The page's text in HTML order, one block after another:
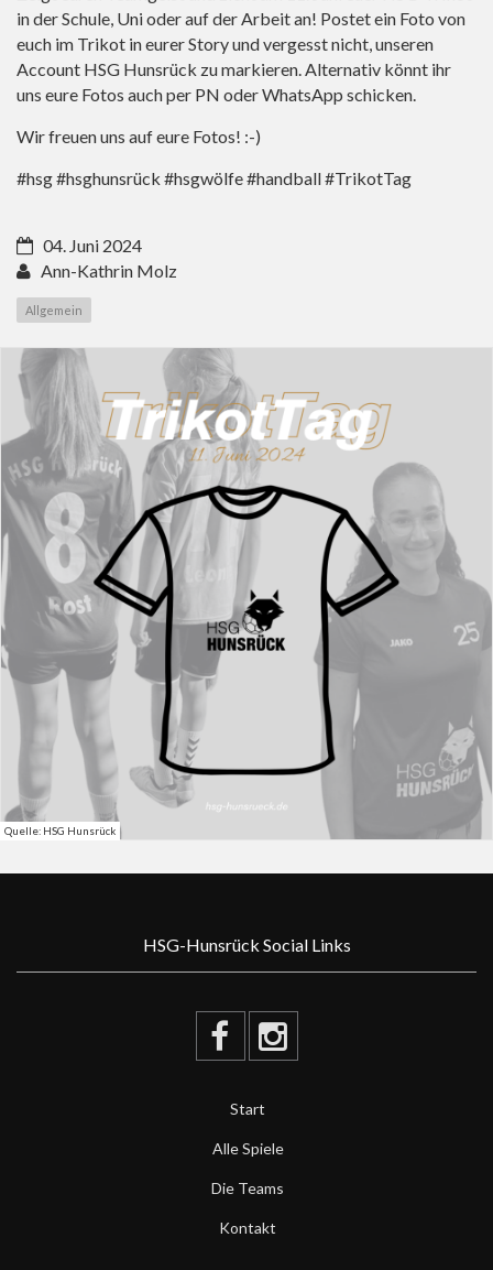
in der Schule, Uni oder auf der Arbeit an! Postet ein Foto von
euch im Trikot in eurer Story und vergesst nicht, unseren
Account HSG Hunsrück zu markieren. Alternativ könnt ihr
uns eure Fotos auch per PN oder WhatsApp schicken.
Wir freuen uns auf eure Fotos! :-)
#hsg #hsghunsrück #hsgwölfe #handball #TrikotTag
04. Juni 2024
Ann-Kathrin Molz
Allgemein
Quelle: HSG Hunsrück
HSG-Hunsrück Social Links
Start
Alle Spiele
Die Teams
Kontakt